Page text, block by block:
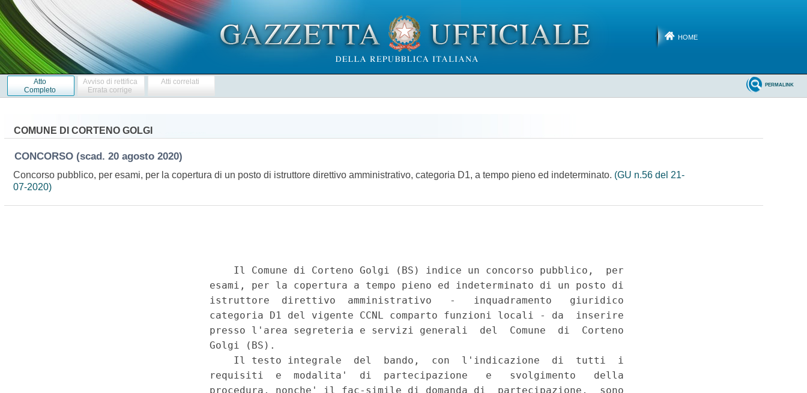
HOME
Atto
Completo
Avviso di rettifica
Errata corrige
Atti correlati PERMALINK
COMUNE DI CORTENO GOLGI
CONCORSO (scad. 20 agosto 2020)
Concorso pubblico, per esami, per la copertura di un posto di istruttore direttivo amministrativo, categoria D1, a tempo pieno ed indeterminato. (GU n.56 del 21-
07-2020)